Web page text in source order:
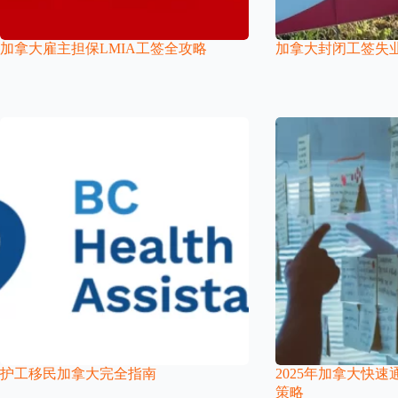
加拿大雇主担保LMIA工签全攻略 加拿大封闭工签失
护工移民加拿大完全指南
2025年加拿大快速
策略